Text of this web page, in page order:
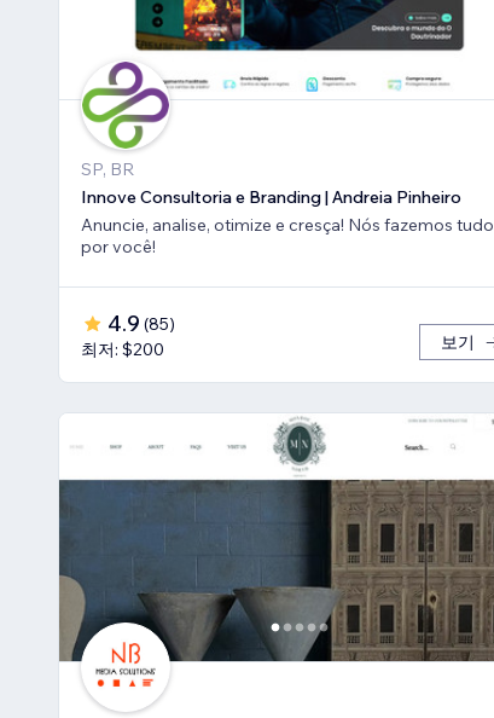
SP, BR
Innove Consultoria e Branding | Andreia Pinheiro
Anuncie, analise, otimize e cresça! Nós fazemos tudo
por você!
4.9 (85)
최저: $200
보기